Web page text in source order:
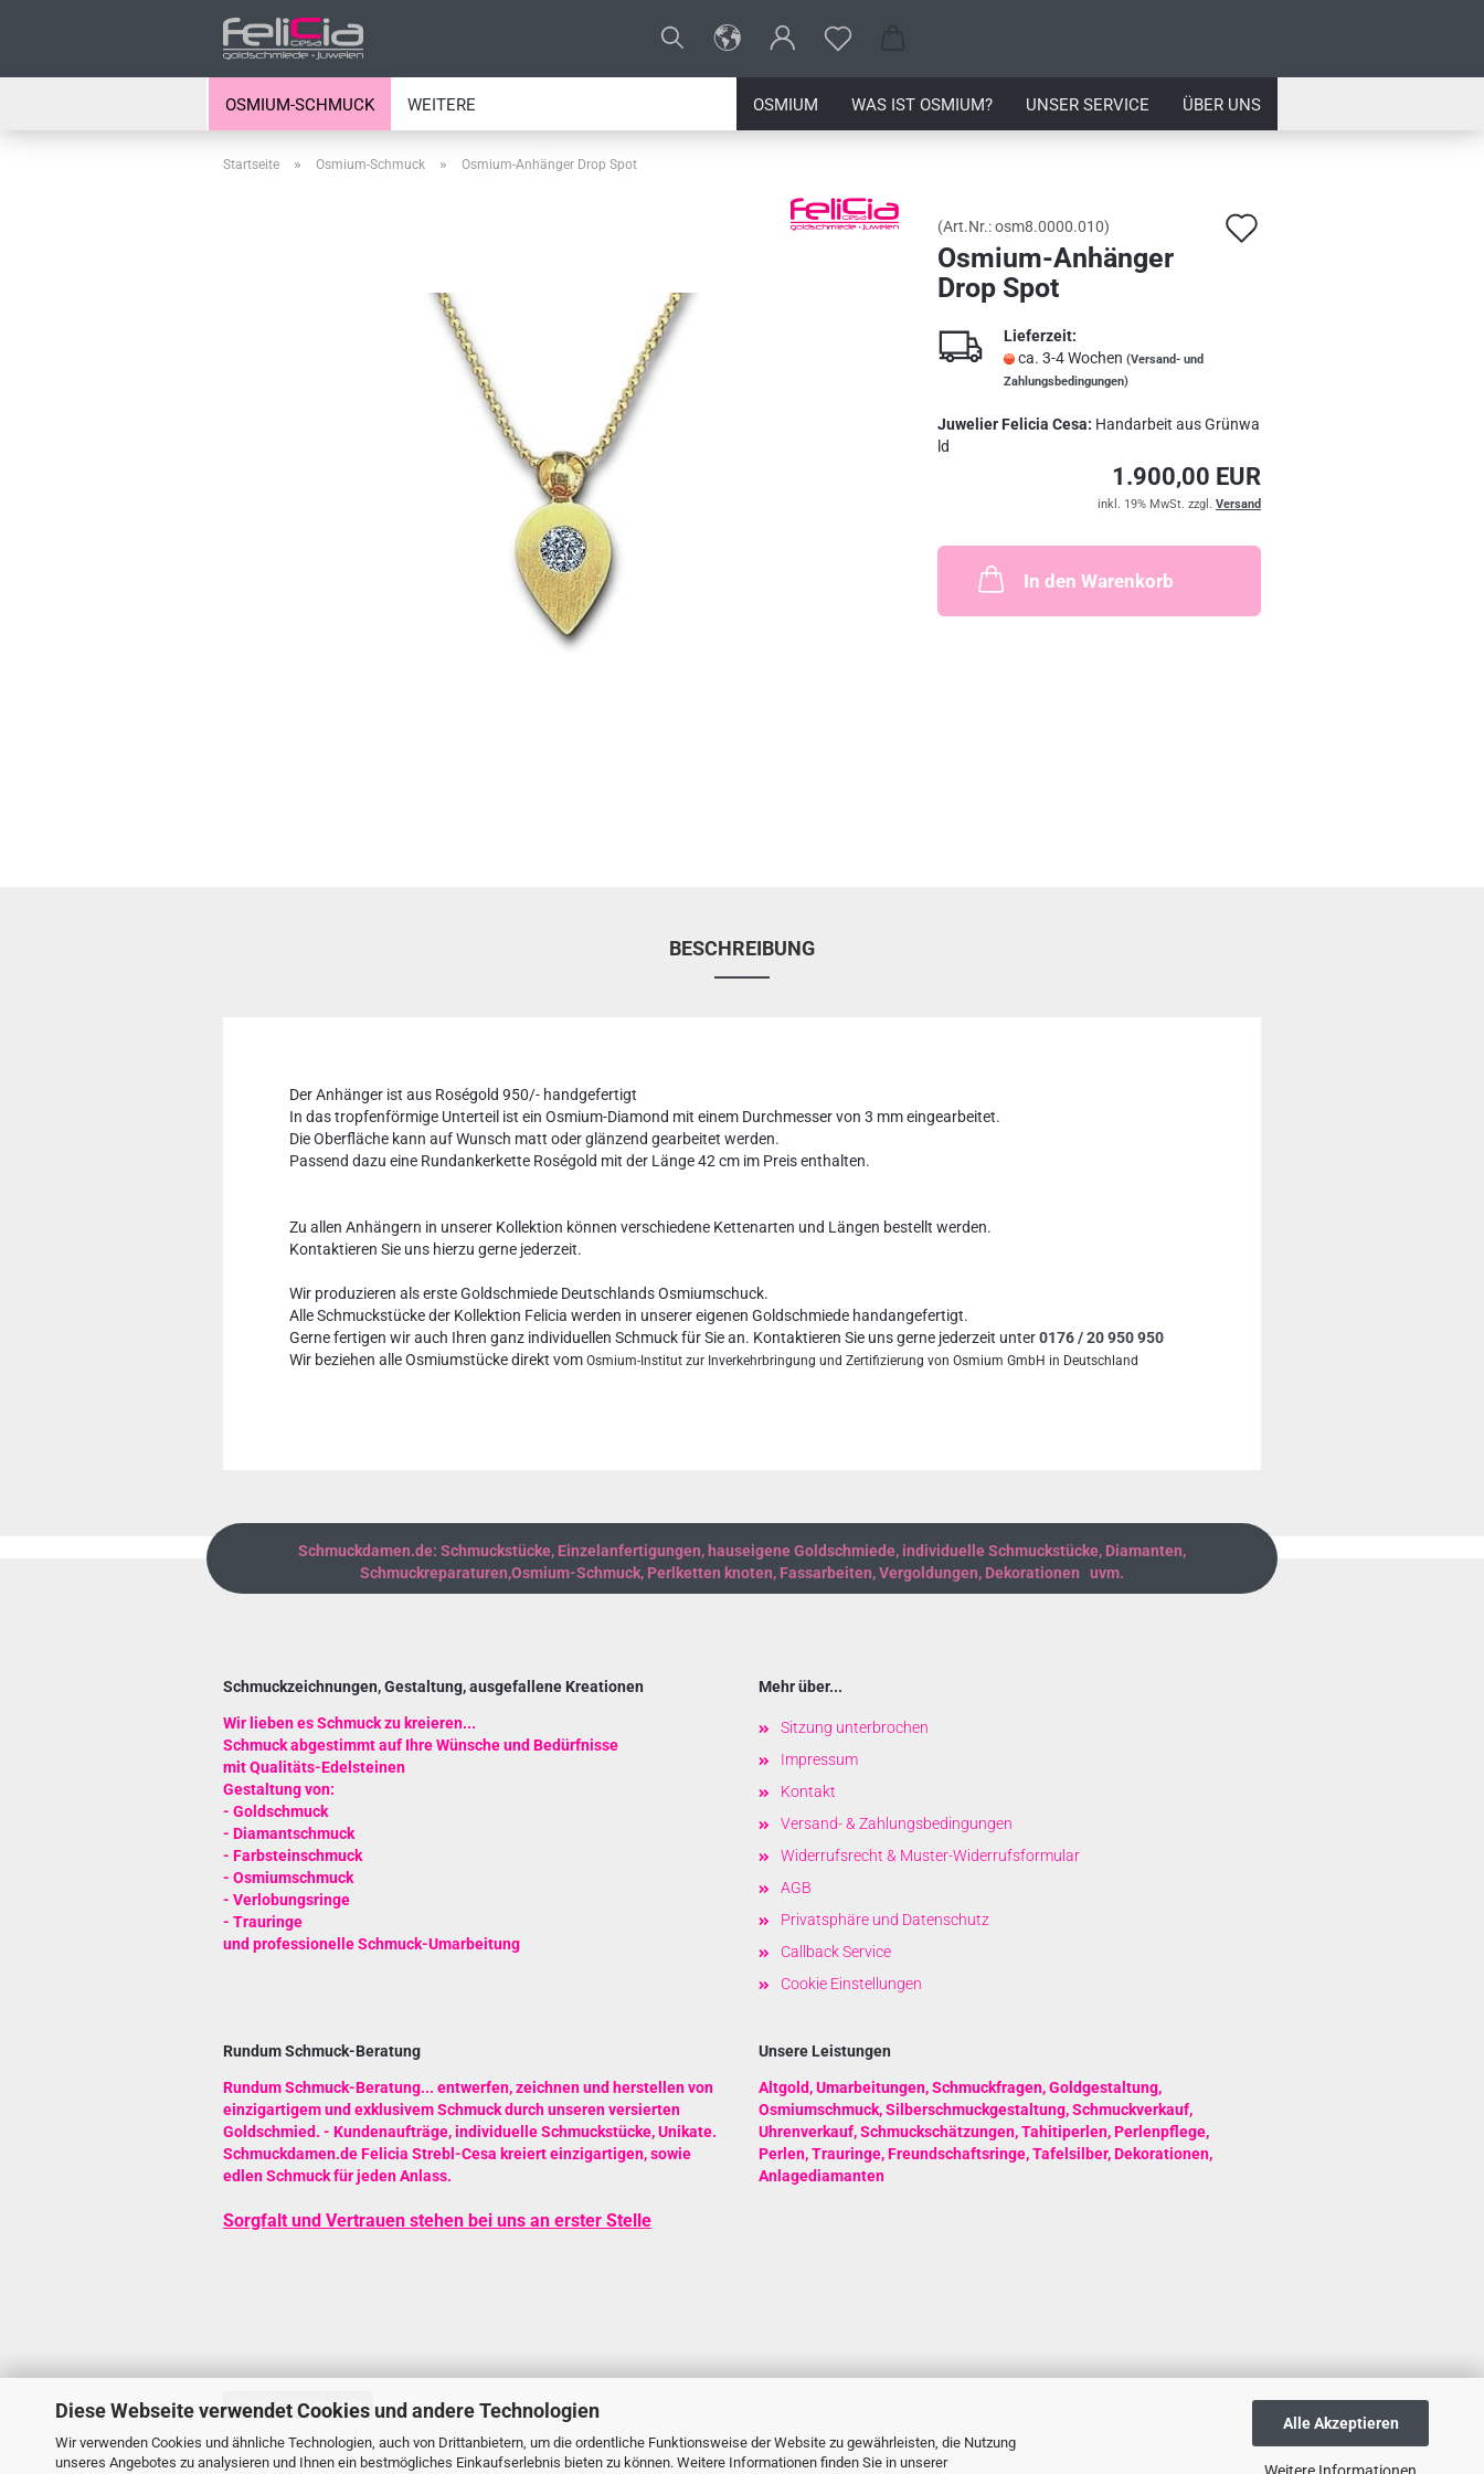
Diese Webseite verwendet Cookies und andere Technologien
Wir verwenden Cookies und ähnliche Technologien, auch von Drittanbietern, um die ordentliche Funktionsweise der Website zu gewährleisten, die Nutzung
unseres Angebotes zu analysieren und Ihnen ein bestmögliches Einkaufserlebnis bieten zu können. Weitere Informationen finden Sie in unserer
Alle Akzeptieren
Weitere Informationen
OSMIUM-SCHMUCK OSMIUM WAS IST OSMIUM? UNSER SERVICE ÜBER UNS
WEITERE
Startseite » Osmium-Schmuck » Osmium-Anhänger Drop Spot
(Art.Nr.:osm8.0000.010)
Osmium-Anhänger
Drop Spot
Lieferzeit:
ca. 3-4 Wochen (Versand- und
Zahlungsbedingungen)
Juwelier Felicia Cesa: Handarbeit aus Grünwa
ld
1.900,00 EUR
inkl. 19% MwSt. zzgl. Versand
In den Warenkorb
BESCHREIBUNG
Der Anhänger ist aus Roségold 950/- handgefertigt
In das tropfenförmige Unterteil ist ein Osmium-Diamond mit einem Durchmesser von 3 mm eingearbeitet.
Die Oberfläche kann auf Wunsch matt oder glänzend gearbeitet werden.
Passend dazu eine Rundankerkette Roségold mit der Länge 42 cm im Preis enthalten.
Zu allen Anhängern in unserer Kollektion können verschiedene Kettenarten und Längen bestellt werden.
Kontaktieren Sie uns hierzu gerne jederzeit.
Wir produzieren als erste Goldschmiede Deutschlands Osmiumschuck.
Alle Schmuckstücke der Kollektion Felicia werden in unserer eigenen Goldschmiede handangefertigt.
Gerne fertigen wir auch Ihren ganz individuellen Schmuck für Sie an. Kontaktieren Sie uns gerne jederzeit unter0176 / 20 950 950
Wir beziehen alle Osmiumstücke direkt vom Osmium-Institut zur Inverkehrbringung und Zertifizierung von Osmium GmbH in Deutschland
Für weitere Informationen besuchen Sie bitte die Homepagezu diesem Artikel.
Schmuckdamen.de: Schmuckstücke, Einzelanfertigungen, hauseigene Goldschmiede, individuelle Schmuckstücke, Diamanten,
Schmuckreparaturen,Osmium-Schmuck, Perlketten knoten, Fassarbeiten, Vergoldungen, Dekorationen uvm.
Schmuckzeichnungen, Gestaltung, ausgefallene Kreationen
Wir lieben es Schmuck zu kreieren...
Schmuck abgestimmt auf Ihre Wünsche und Bedürfnisse
mit Qualitäts-Edelsteinen
Gestaltung von:
- Goldschmuck
- Diamantschmuck
- Farbsteinschmuck
- Osmiumschmuck
- Verlobungsringe
- Trauringe
und professionelle Schmuck-Umarbeitung
Mehr über...
Sitzung unterbrochen
Impressum
Kontakt
Versand- & Zahlungsbedingungen
Widerrufsrecht & Muster-Widerrufsformular
AGB
Privatsphäre und Datenschutz
Callback Service
Cookie Einstellungen
Rundum Schmuck-Beratung
Rundum Schmuck-Beratung... entwerfen, zeichnen und herstellen von
einzigartigem und exklusivem Schmuck durch unseren versierten
Goldschmied. - Kundenaufträge, individuelle Schmuckstücke, Unikate.
Schmuckdamen.de Felicia Strebl-Cesa kreiert einzigartigen, sowie
edlen Schmuck für jeden Anlass.
Sorgfalt und Vertrauen stehen bei uns an erster Stelle
Unsere Leistungen
Altgold,Umarbeitungen,Schmuckfragen,Goldgestaltung,
Osmiumschmuck,Silberschmuckgestaltung,Schmuckverkauf,
Uhrenverkauf,Schmuckschätzungen,Tahitiperlen,Perlenpflege,
Perlen,Trauringe,Freundschaftsringe,Tafelsilber,Dekorationen,
Anlagediamanten
Vertrag widerrufen
Webshop erstellen mit Gambio.de © 2026